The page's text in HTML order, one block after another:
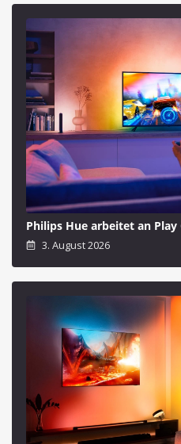
Philips Hue arbeitet an
3. August 2026